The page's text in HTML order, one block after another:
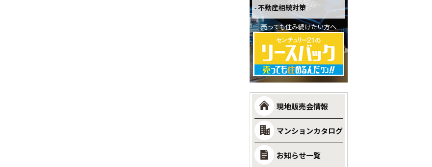
不動産相続対策
売っても住み続けたい方へ
現地販売会情報
マンションカタログ
お知らせ一覧